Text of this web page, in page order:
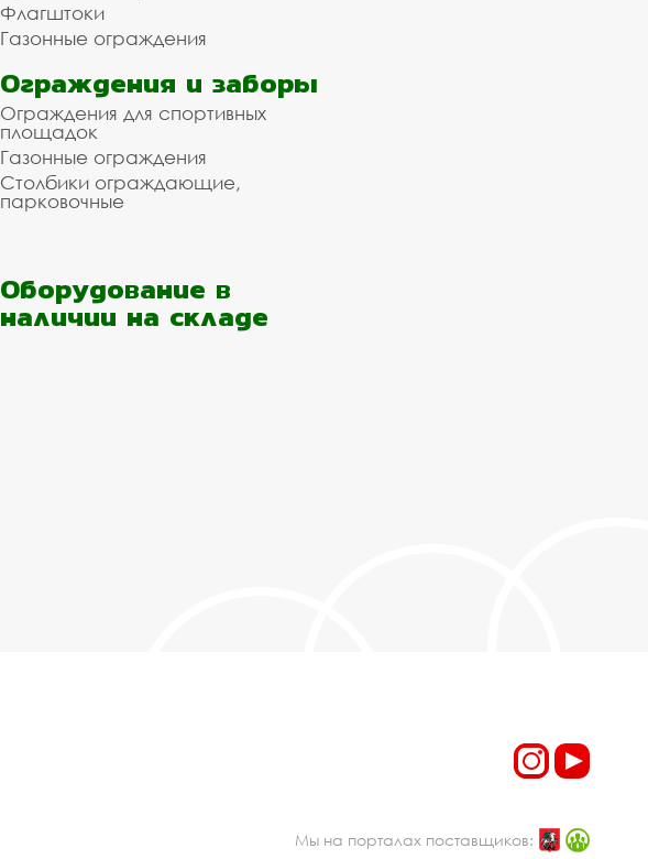
Флагштоки
Газонные ограждения
Ограждения и заборы
Ограждения для спортивных
площадок
Газонные ограждения
Столбики ограждающие,
парковочные
Оборудование в
наличии на складе
Мы на порталах поставщиков: